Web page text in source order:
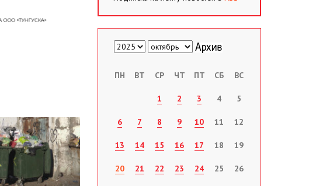
ПН ВТ СР ЧТ ПТ СБ ВС
1 2 3 4 5
6 7 8 9 10 11 12
13 14 15 16 17 18 19
20 21 22 23 24 25 26